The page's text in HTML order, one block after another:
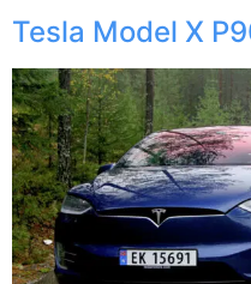
Tesla Model X